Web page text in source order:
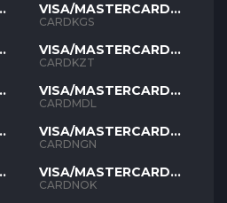
VISA/MASTERCARD
KGS
CARDKGS
VISA/MASTERCARD
KZT
CARDKZT
VISA/MASTERCARD
MDL
CARDMDL
VISA/MASTERCARD
NGN
CARDNGN
VISA/MASTERCARD
NOK
CARDNOK